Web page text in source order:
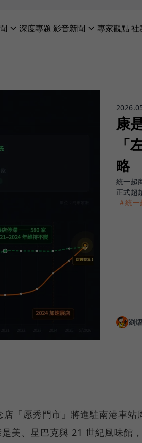
深度專題 影音新聞 專家觀點社
康
「
略
統一超
正式超
＃統一
劉
「愿秀門市」將進駐南港車站
美、星巴克與 21 世紀風味館